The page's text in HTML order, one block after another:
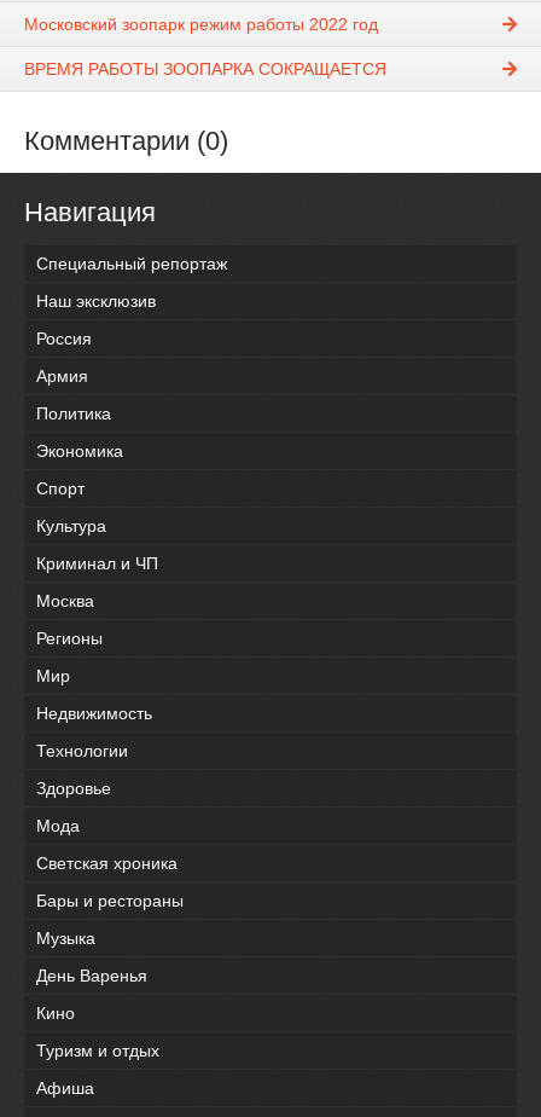
Московский зоопарк режим работы 2022 год
ВРЕМЯ РАБОТЫ ЗООПАРКА СОКРАЩАЕТСЯ
Комментарии (0)
Навигация
Специальный репортаж
Наш эксклюзив
Россия
Армия
Политика
Экономика
Спорт
Культура
Криминал и ЧП
Москва
Регионы
Мир
Недвижимость
Технологии
Здоровье
Мода
Светская хроника
Бары и рестораны
Музыка
День Варенья
Кино
Туризм и отдых
Афиша